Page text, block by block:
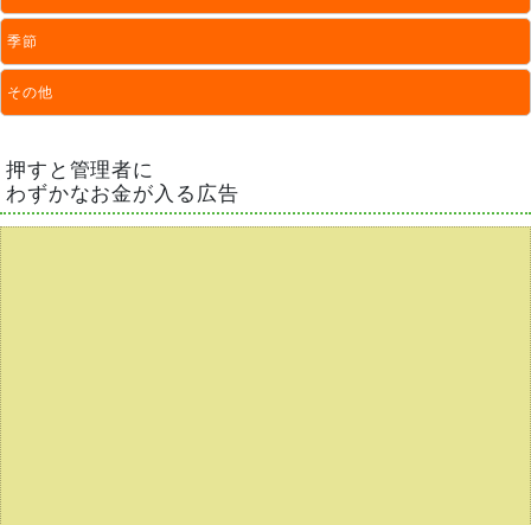
季節
その他
押すと管理者に
わずかなお金が入る広告